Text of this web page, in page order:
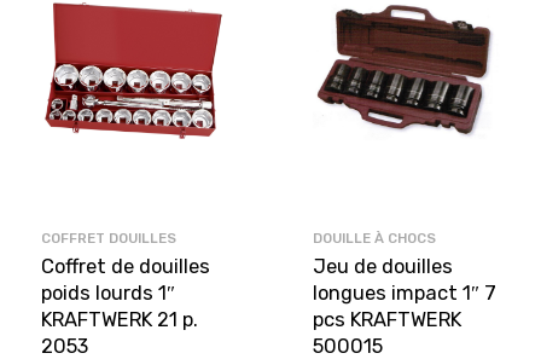
COFFRET DOUILLES
Coffret de douilles
poids lourds 1″
KRAFTWERK 21 p.
2053
DOUILLE À CHOCS
Jeu de douilles
longues impact 1″ 7
pcs KRAFTWERK
500015